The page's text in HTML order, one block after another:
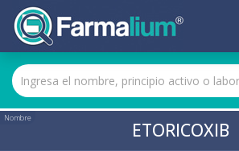
Nombre
ETORICOXIB